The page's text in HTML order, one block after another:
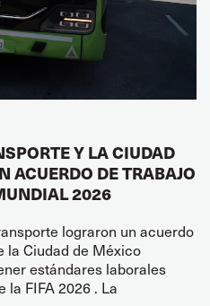
Y LA CIUDAD
ACUERDO DE TRABAJO
2026
lograron un acuerdo
la Ciudad de México
estándares laborales
la FIFA 2026 . La